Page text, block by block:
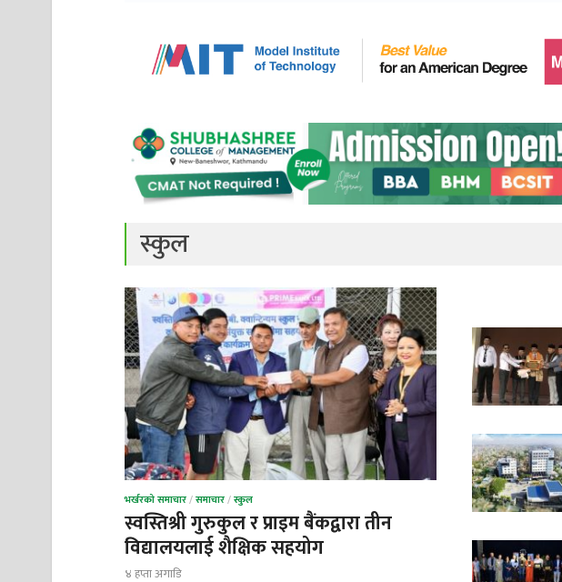
स्कुल
भर्खरको समाचार/समाचार/स्कुल
स्वस्तिश्री गुरुकुल र प्राइम बैंकद्वारा तीन
विद्यालयलाई शैक्षिक सहयोग
४ हप्ता अगाडि